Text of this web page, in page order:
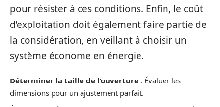
pour résister à ces conditions. Enfin, le coût
d’exploitation doit également faire partie de
la considération, en veillant à choisir un
système économe en énergie.
Déterminer la taille de l’ouverture : Évaluer les
dimensions pour un ajustement parfait.